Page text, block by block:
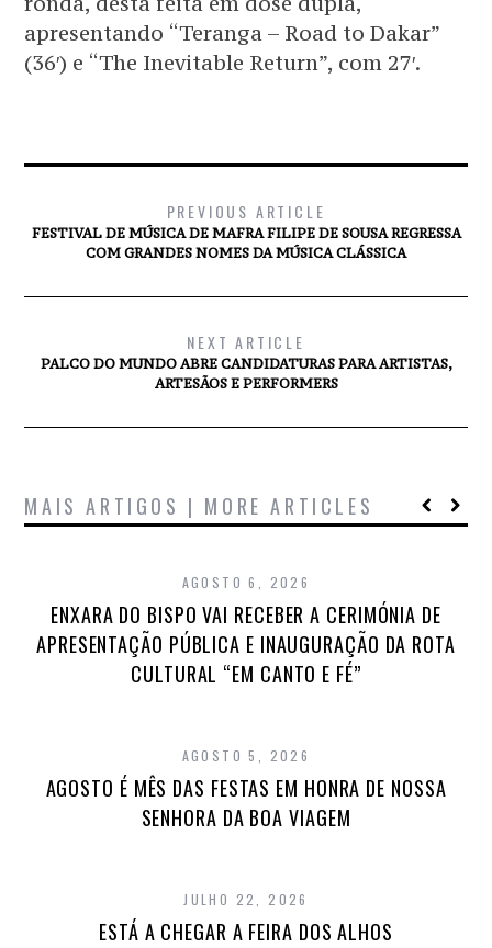
apresentando “Teranga – Road to Dakar”
(36′) e “The Inevitable Return”, com 27′.
PREVIOUS ARTICLE
FESTIVAL DE MÚSICA DE MAFRA FILIPE DE SOUSA REGRESSA
COM GRANDES NOMES DA MÚSICA CLÁSSICA
NEXT ARTICLE
PALCO DO MUNDO ABRE CANDIDATURAS PARA ARTISTAS,
ARTESÃOS E PERFORMERS
MAIS ARTIGOS | MORE ARTICLES
AGOSTO 6, 2026
ENXARA DO BISPO VAI RECEBER A CERIMÓNIA DE
APRESENTAÇÃO PÚBLICA E INAUGURAÇÃO DA ROTA
CULTURAL “EM CANTO E FÉ”
AGOSTO 5, 2026
AGOSTO É MÊS DAS FESTAS EM HONRA DE NOSSA
SENHORA DA BOA VIAGEM
JULHO 22, 2026
ESTÁ A CHEGAR A FEIRA DOS ALHOS